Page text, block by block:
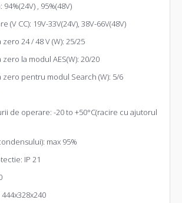
, 95%(48V)
(V CC): 19V-33V(24V), 38V-66V(48V)
24 / 48 V (W): 25/25
la modul AES(W): 20/20
zero pentru modul Search (W): 5/6
de operare: -20 to +50°C(racire cu ajutorul
max 95%
IP 21